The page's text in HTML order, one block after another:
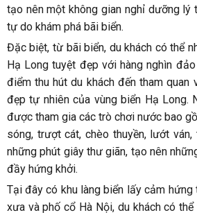
tạo nên một không gian nghỉ dưỡng lý
tự do khám phá bãi biển.
Đặc biệt, từ bãi biển, du khách có thể
Hạ Long tuyệt đẹp với hàng nghìn
điểm thu hút du khách đến tham quan
đẹp tự nhiên của vùng biển Hạ Long.
được tham gia các trò chơi nước bao
sóng, trượt cát, chèo thuyền, lướt
những phút giây thư giãn, tạo nên
đầy hứng khởi.
Tại đây có khu làng biển lấy cảm
xưa và phố cổ Hà Nội, du khách có